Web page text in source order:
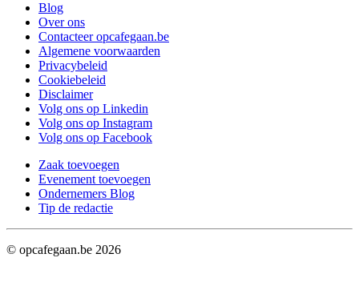
Blog
Over ons
Contacteer opcafegaan.be
Algemene voorwaarden
Privacybeleid
Cookiebeleid
Disclaimer
Volg ons op Linkedin
Volg ons op Instagram
Volg ons op Facebook
Zaak toevoegen
Evenement toevoegen
Ondernemers Blog
Tip de redactie
© opcafegaan.be 2026